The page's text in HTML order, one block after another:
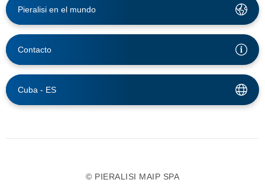
Pieralisi en el mundo
Contacto
Cuba - ES
© PIERALISI MAIP SPA